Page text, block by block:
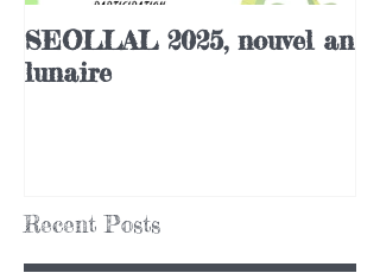
SEOLLAL 2025, nouvel an
lunaire
Recent Posts